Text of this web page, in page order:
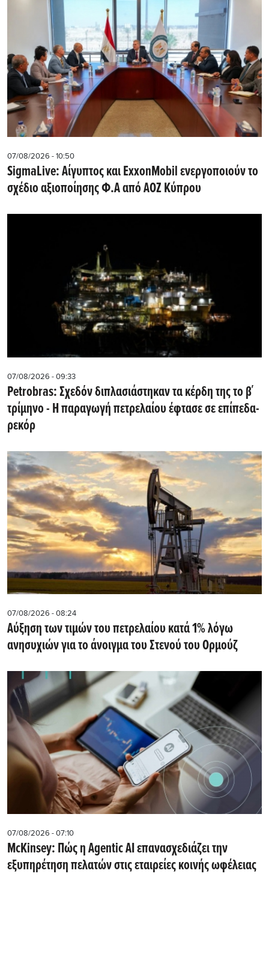
07/08/2026 - 10:50
SigmaLive: Αίγυπτος και ExxonMobil ενεργοποιούν το
σχέδιο αξιοποίησης Φ.Α από ΑΟΖ Κύπρου
07/08/2026 - 09:33
Petrobras: Σχεδόν διπλασιάστηκαν τα κέρδη της το β΄
τρίμηνο - Η παραγωγή πετρελαίου έφτασε σε επίπεδα-
ρεκόρ
07/08/2026 - 08:24
Αύξηση των τιμών του πετρελαίου κατά 1% λόγω
ανησυχιών για το άνοιγμα του Στενού του Ορμούζ
07/08/2026 - 07:10
McKinsey: Πώς η Agentic AI επανασχεδιάζει την
εξυπηρέτηση πελατών στις εταιρείες κοινής ωφέλειας